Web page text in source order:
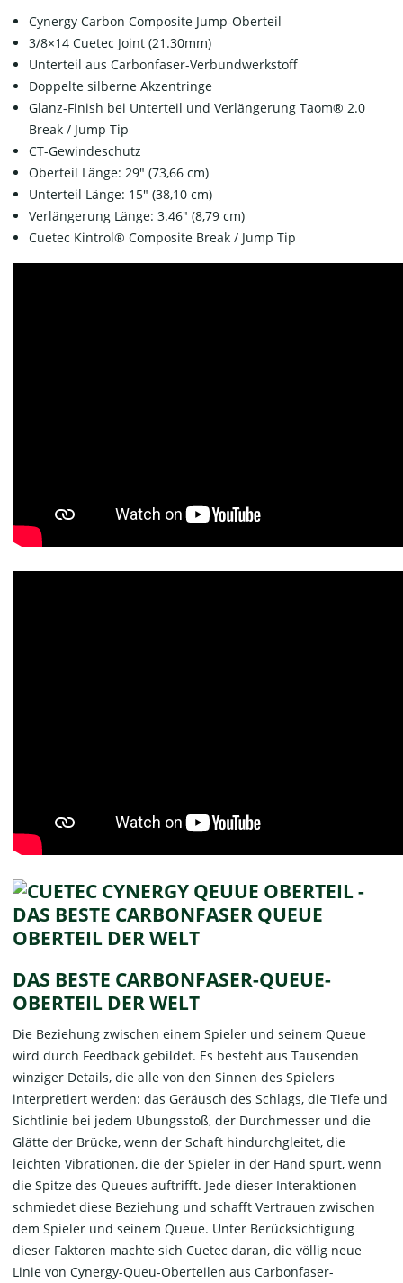
Cynergy Carbon Composite Jump-Oberteil
3/8×14 Cuetec Joint (21.30mm)
Unterteil aus Carbonfaser-Verbundwerkstoff
Doppelte silberne Akzentringe
Glanz-Finish bei Unterteil und Verlängerung Taom® 2.0
Break / Jump Tip
CT-Gewindeschutz
Oberteil Länge: 29" (73,66 cm)
Unterteil Länge: 15" (38,10 cm)
Verlängerung Länge: 3.46" (8,79 cm)
Cuetec Kintrol® Composite Break / Jump Tip
DAS BESTE CARBONFASER-QUEUE-
OBERTEIL DER WELT
Die Beziehung zwischen einem Spieler und seinem Queue
wird durch Feedback gebildet. Es besteht aus Tausenden
winziger Details, die alle von den Sinnen des Spielers
interpretiert werden: das Geräusch des Schlags, die Tiefe und
Sichtlinie bei jedem Übungsstoß, der Durchmesser und die
Glätte der Brücke, wenn der Schaft hindurchgleitet, die
leichten Vibrationen, die der Spieler in der Hand spürt, wenn
die Spitze des Queues auftrifft. Jede dieser Interaktionen
schmiedet diese Beziehung und schafft Vertrauen zwischen
dem Spieler und seinem Queue. Unter Berücksichtigung
dieser Faktoren machte sich Cuetec daran, die völlig neue
Linie von Cynergy-Queu-Oberteilen aus Carbonfaser-